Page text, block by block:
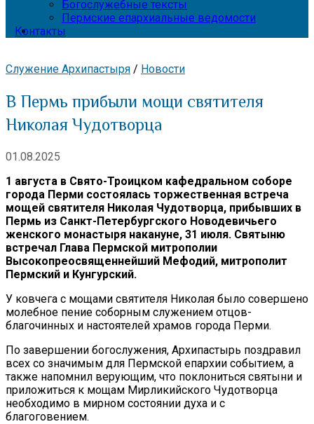
Богослужебные тексты
Пермские епархиальные ведомости
Контакты
Служение Архипастыря / Новости
В Пермь прибыли мощи святителя
Николая Чудотворца
01.08.2025
1 августа в Свято-Троицком кафедральном соборе
города Перми состоялась торжественная встреча
мощей святителя Николая Чудотворца, прибывших в
Пермь из Санкт-Петербургского Новодевичьего
женского монастыря накануне, 31 июля. Святыню
встречал Глава Пермской митрополии
Высокопреосвященнейший Мефодий, митрополит
Пермский и Кунгурский.
У ковчега с мощами святителя Николая было совершено
молебное пение соборным служением отцов-
благочинных и настоятелей храмов города Перми.
По завершении богослужения, Архипастырь поздравил
всех со значимым для Пермской епархии событием, а
также напомнил верующим, что поклониться святыни и
приложиться к мощам Мирликийского Чудотворца
необходимо в мирном состоянии духа и с
благоговением.